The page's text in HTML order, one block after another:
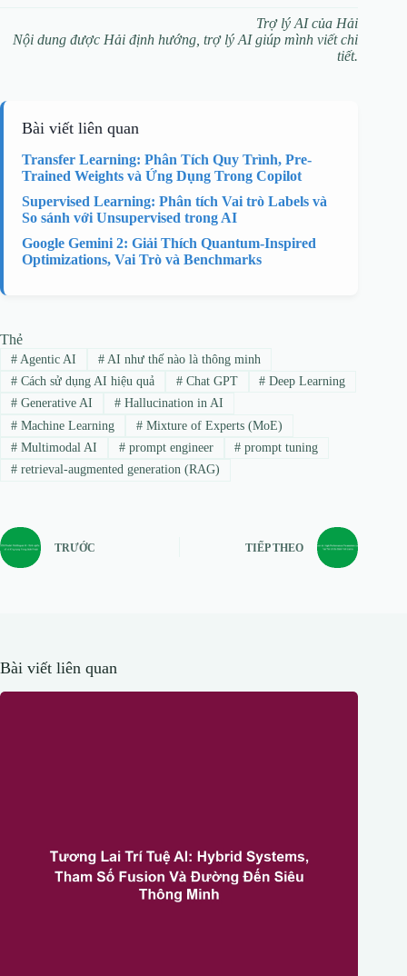
Trợ lý AI của Hải
Nội dung được Hải định hướng, trợ lý AI giúp mình viết chi
tiết.
Bài viết liên quan
Transfer Learning: Phân Tích Quy Trình, Pre-
Trained Weights và Ứng Dụng Trong Copilot
Supervised Learning: Phân tích Vai trò Labels và
So sánh với Unsupervised trong AI
Google Gemini 2: Giải Thích Quantum-Inspired
Optimizations, Vai Trò và Benchmarks
Thẻ
#Agentic AI #AI như thế nào là thông minh
#Cách sử dụng AI hiệu quả #Chat GPT # Deep Learning
#Generative AI #Hallucination in AI
#Machine Learning #Mixture of Experts (MoE)
#Multimodal AI #prompt engineer # prompt tuning
#retrieval-augmented generation (RAG)
TRƯỚC TIẾP THEO
Bài viết liên quan